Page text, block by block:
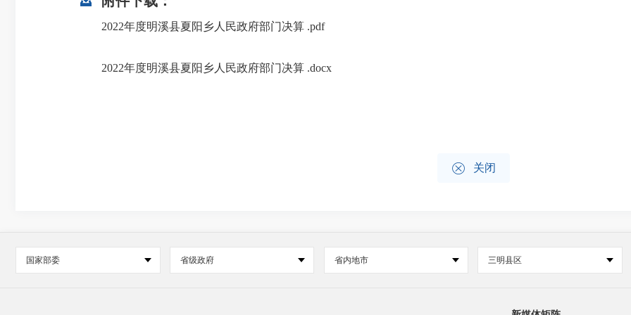
2022年度明溪县夏阳乡人民政府部门决算 .pdf
2022年度明溪县夏阳乡人民政府部门决算 .docx
 关闭
国家部委 省级政府 省内地市 三明县区